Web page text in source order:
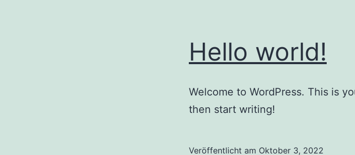
Hello world!
Welcome to WordPress. This is
then start writing!
Veröffentlicht am Oktober 3, 2022